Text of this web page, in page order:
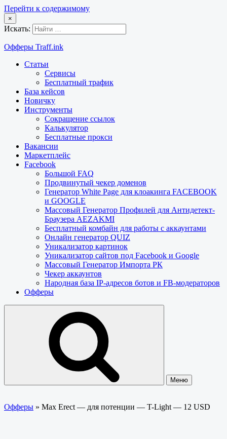
Перейти к содержимому
×
Искать:
Офферы Traff.ink
Статьи
Сервисы
Бесплатный трафик
База кейсов
Новичку
Инструменты
Сокращение ссылок
Калькулятор
Бесплатные прокси
Вакансии
Маркетплейс
Facebook
Большой FAQ
Продвинутый чекер доменов
Генератор White Page для клоакинга FACEBOOK
и GOOGLE
Массовый Генератор Профилей для Антидетект-
Браузера AEZAKMI
Бесплатный комбайн для работы с аккаунтами
Онлайн генератор QUIZ
Уникализатор картинок
Уникализатор сайтов под Facebook и Google
Массовый Генератор Импорта РК
Чекер аккаунтов
Народная база IP-адресов ботов и FB-модераторов
Офферы
Меню
Офферы » Max Erect — для потенции — T-Light — 12 USD